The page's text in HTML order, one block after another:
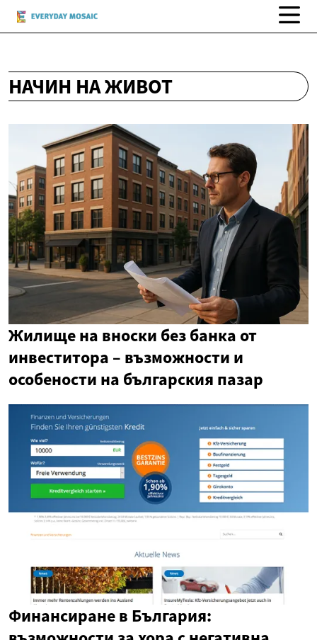
НАЧИН НА ЖИВОТ
Жилище на вноски без банка от
инвеститора – възможности и
особености на българския пазар
Финансиране в България: